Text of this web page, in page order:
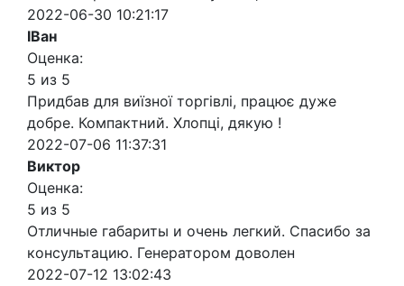
2022-06-30 10:21:17
ІВан
Оценка:
5 из 5
Придбав для виїзної торгівлі, працює дуже
добре. Компактний. Хлопці, дякую !
2022-07-06 11:37:31
Виктор
Оценка:
5 из 5
Отличные габариты и очень легкий. Спасибо за
консультацию. Генератором доволен
2022-07-12 13:02:43